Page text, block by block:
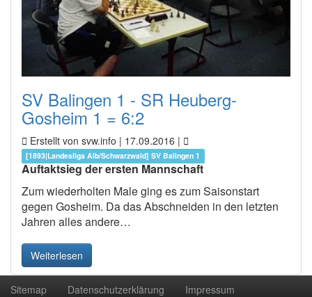
SV Balingen 1 - SR Heuberg-
Gosheim 1 = 6:2
Erstellt von svw.info | 17.09.2016 |
[1893|Landesliga Alb/Schwarzwald] SV Balingen 1
Auftaktsieg der ersten Mannschaft
Zum wiederholten Male ging es zum Saisonstart
gegen Gosheim. Da das Abschneiden in den letzten
Jahren alles andere…
Weiterlesen
Sitemap Datenschutzerklärung Impressum